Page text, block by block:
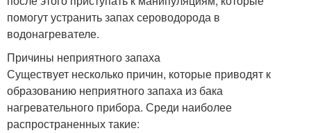
помогут устранить запах сероводорода в
водонагревателе.
Причины неприятного запаха
Существует несколько причин, которые приводят к
образованию неприятного запаха из бака
нагревательного прибора. Среди наиболее
распространенных такие: